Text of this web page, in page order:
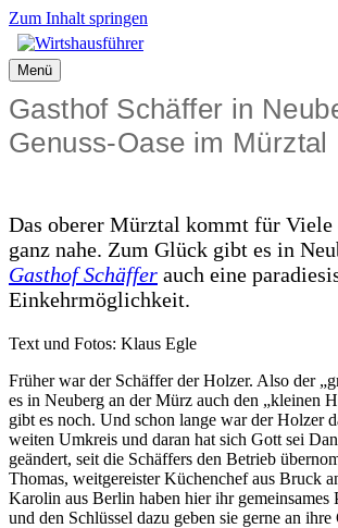
Zum Inhalt springen
Menü
Gasthof Schäffer in
Genuss-Oase im Mürztal
Das oberer Mürztal kommt für Viele
ganz nahe. Zum Glück gibt es in
Gasthof Schäffer auch eine
Einkehrmöglichkeit.
Text und Fotos: Klaus Egle
Früher war der Schäffer der Holzer. Also der
es in Neuberg an der Mürz auch den „kleinen
gibt es noch. Und schon lange war der Holzer
weiten Umkreis und daran hat sich Gott sei
geändert, seit die Schäffers den Betrieb
Thomas, weitgereister Küchenchef aus Bruck
Karolin aus Berlin haben hier ihr gemeinsames
und den Schlüssel dazu geben sie gerne an ihre